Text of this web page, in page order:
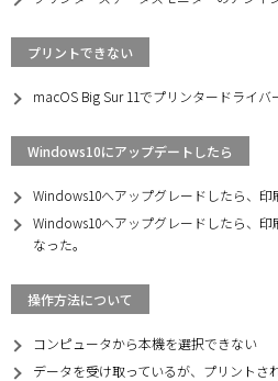
プリントできない
macOS Big Sur 11でプリンタードライバ
Windows10にアップデートしたら
Windows10へアップグレードしたら、印
Windows10へアップグレードしたら、印
なった。
操作方法について
コンピュータから本機を選択できない
データを受け取っているが、プリント